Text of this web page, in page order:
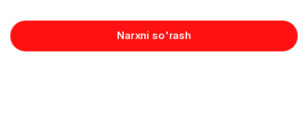
Narxni so'rash